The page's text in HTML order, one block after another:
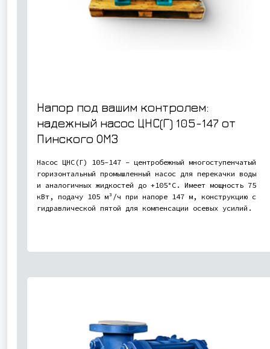
Напор под вашим контролем:
надежный насос ЦНС(Г) 105-147 от
Пинского ОМЗ
Насос ЦНС(Г) 105-147 - центробежный многоступенчатый
горизонтальный промышленный насос для перекачки воды
и аналогичных жидкостей до +105°С. Имеет мощность 75
кВт, подачу 105 м³/ч при напоре 147 м, конструкцию с
гидравлической пятой для компенсации осевых усилий.